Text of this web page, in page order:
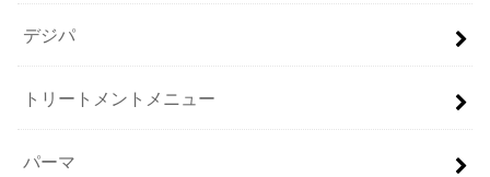
デジパ
トリートメントメニュー
パーマ